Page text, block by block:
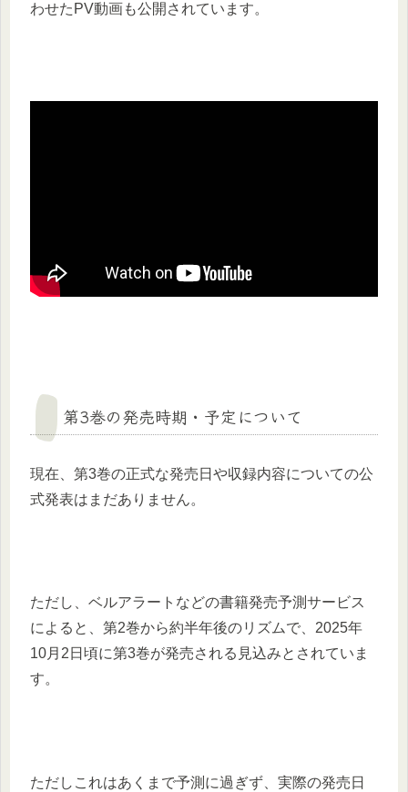
わせたPV動画も公開されています。
第3巻の発売時期・予定について
現在、第3巻の正式な発売日や収録内容についての公
式発表はまだありません。
ただし、ベルアラートなどの書籍発売予測サービス
によると、第2巻から約半年後のリズムで、2025年
10月2日頃に第3巻が発売される見込みとされていま
す。
ただしこれはあくまで予測に過ぎず、実際の発売日